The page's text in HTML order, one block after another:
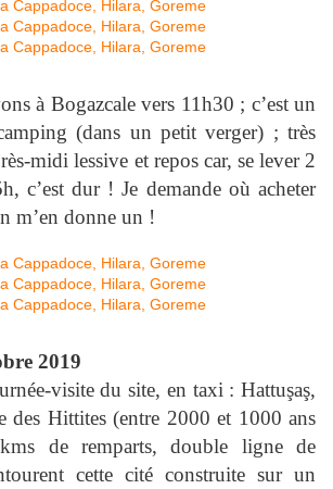
Bogazcale vers 11h30 ; c’est un
(dans un petit verger) ; très
midi lessive et repos car, se lever 2
c’est dur ! Je demande où acheter
m’en donne un !
2019
visite du site, en taxi : Hattuşaş,
des Hittites (entre 2000 et 1000 ans
de remparts, double ligne de
cette cité construite sur un